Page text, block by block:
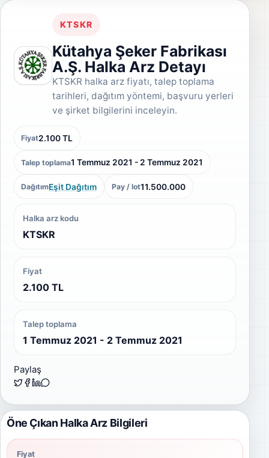
KTSKR
Kütahya Şeker Fabrikası
A.Ş. Halka Arz Detayı
KTSKR halka arz fiyatı, talep toplama
tarihleri, dağıtım yöntemi, başvuru yerleri
ve şirket bilgilerini inceleyin.
Fiyat2.100 TL
Talep toplama1 Temmuz 2021 - 2 Temmuz 2021
DağıtımEşit Dağıtım Pay / lot11.500.000
Halka arz kodu
KTSKR
Fiyat
2.100 TL
Talep toplama
1 Temmuz 2021 - 2 Temmuz 2021
Paylaş
Öne Çıkan Halka Arz Bilgileri
Fiyat